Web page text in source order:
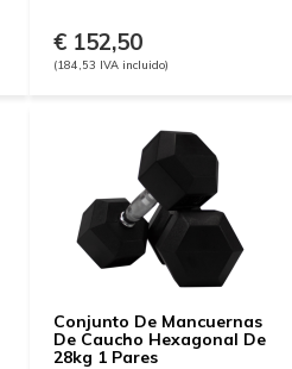
€ 152,50
(184,53 IVA incluido)
Conjunto De Mancuernas
De Caucho Hexagonal De
28kg 1 Pares